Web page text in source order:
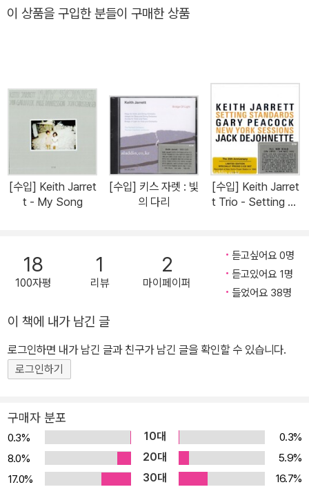
루스와 이국적인 포크 음악과 같은 다른 장르의 음악들이 결합된 것
간에 무엇을 연주할지 최소한의 영감만 가지고 연주했을 때가 최고의
연주였다고 말한다. 출처가 불분명한 소문에 의하면 한 공연에서 자
렛이 공연이 시작되었음에도 몇 분 동안 피아노를 연주하지 못하고
있었다고 한다. 청중은 점점 불안해하기 시작했고, 이때 한 멤버가 자
렛에게 "D 샵!"하고 외치자, 자렛이 "고마워!"라고 말하면서 즉흥 연
주를 시작했다고 한다.
이 상품을 구입한 분들이 구매한 상품
[수입] Keith Jarret
t - My Song
[수입] 키스 자렛 : 빛
의 다리
[수입] Keith Jarret
t Trio - Setting St
18
100자평
1
리뷰
2
마이페이퍼
듣고싶어요 0명
듣고있어요 1명
들었어요 38명
이 책에 내가 남긴 글
로그인하면 내가 남긴 글과 친구가 남긴 글을 확인할 수 있습니다.
로그인하기
구매자 분포
0.3% 10대
0.3%
8.0%
20대
5.9%
17.0%
30대
16.7%